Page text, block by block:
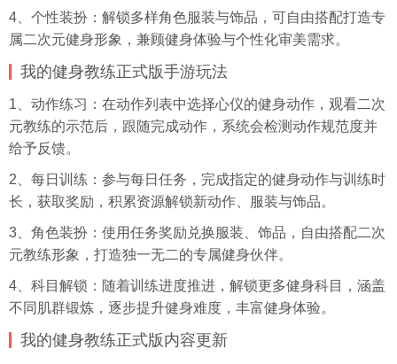
4、个性装扮：解锁多样角色服装与饰品，可自由搭配打造专
属二次元健身形象，兼顾健身体验与个性化审美需求。
我的健身教练正式版手游玩法
1、动作练习：在动作列表中选择心仪的健身动作，观看二次
元教练的示范后，跟随完成动作，系统会检测动作规范度并
给予反馈。
2、每日训练：参与每日任务，完成指定的健身动作与训练时
长，获取奖励，积累资源解锁新动作、服装与饰品。
3、角色装扮：使用任务奖励兑换服装、饰品，自由搭配二次
元教练形象，打造独一无二的专属健身伙伴。
4、科目解锁：随着训练进度推进，解锁更多健身科目，涵盖
不同肌群锻炼，逐步提升健身难度，丰富健身体验。
我的健身教练正式版内容更新